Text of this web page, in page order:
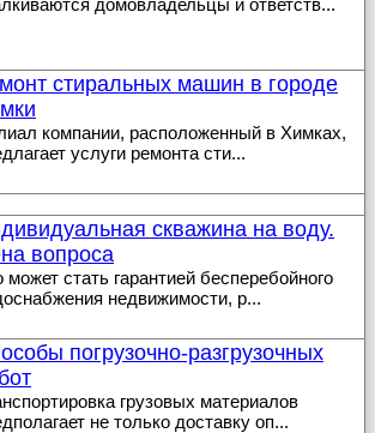
домовладельцы и ответств...
стиральных машин в городе
компании, расположенный в Химках,
услуги ремонта сти...
скважина на воду.
вопроса
может стать гарантией бесперебойного
недвижимости, р...
погрузочно-разгрузочных
грузовых материалов
не только доставку оп...